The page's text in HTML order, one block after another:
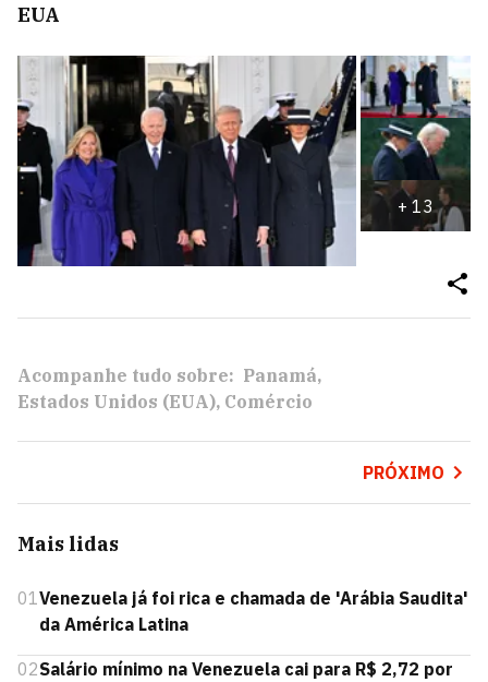
EUA
+ 13
Acompanhe tudo sobre: Panamá
Estados Unidos (EUA) Comércio
PRÓXIMO
Mais lidas
01Venezuela já foi rica e chamada de 'Arábia Saudita'
da América Latina
02Salário mínimo na Venezuela cai para R$ 2,72 por